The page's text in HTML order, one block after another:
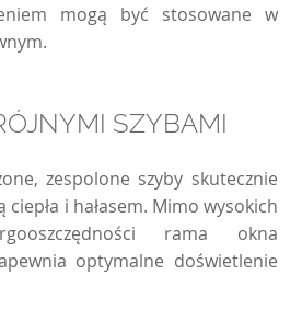
mogą być stosowane w
SZYBAMI
zespolone szyby skutecznie
i hałasem. Mimo wysokich
rama okna
optymalne doświetlenie